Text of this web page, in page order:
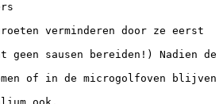
verminderen door ze eerst
sausen bereiden!) Nadien de
of in de microgolfoven blijven